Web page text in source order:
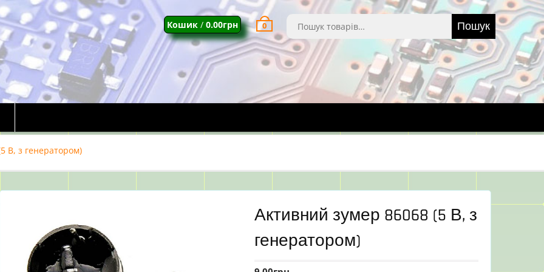
Шукати: Пошук
Кошик / 0.00грн 0
В, з генератором)
Активний зумер 86068 (5 В, з
генератором)